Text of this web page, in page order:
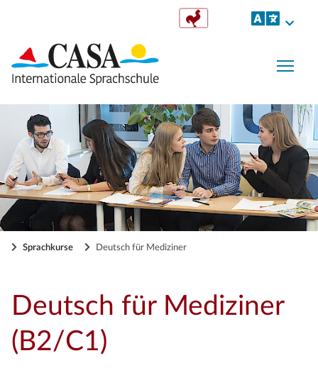
Sprachkurse Deutsch für Mediziner
Deutsch für Mediziner
(B2/C1)